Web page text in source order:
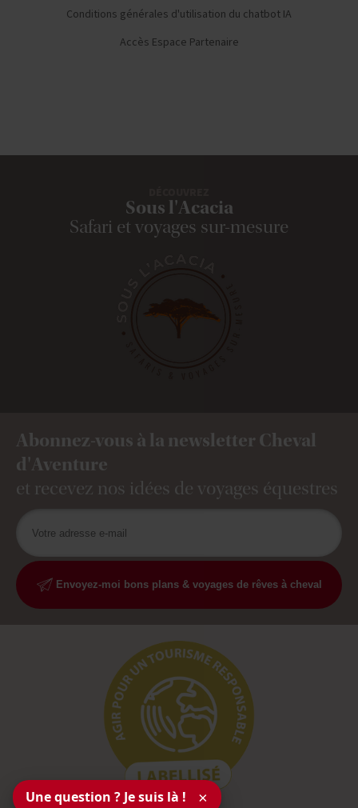
Conditions générales d'utilisation du chatbot IA
Accès Espace Partenaire
Sous l'Acacia
Safari et voyages sur-mesure
Abonnez-vous à la newsletter Cheval
d'Aventure
et recevez nos idées de voyages équestres
Envoyez-moi bons plans & voyages de rêves à cheval
Une question ? Je suis là ! ×